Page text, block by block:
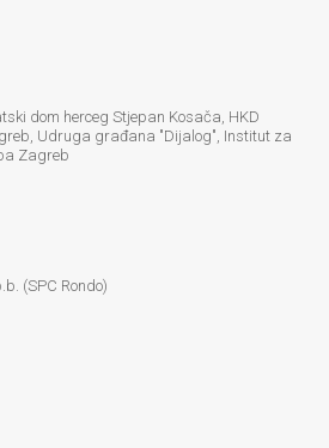
dom herceg Stjepan Kosača, HKD
Udruga građana "Dijalog", Institut za
Zagreb
(SPC Rondo)